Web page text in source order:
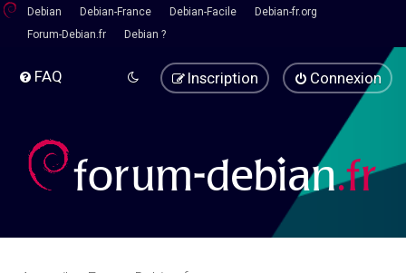
Debian Debian-France Debian-Facile
Debian-fr.org
Forum-Debian.fr
Debian ?
FAQ Connexion
Inscription